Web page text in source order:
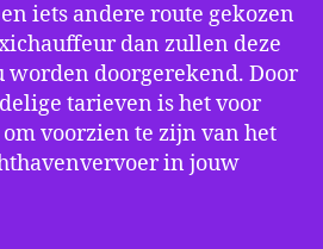
iets andere route gekozen
dan zullen deze
worden doorgerekend. Door
tarieven is het voor
voorzien te zijn van het
in jouw